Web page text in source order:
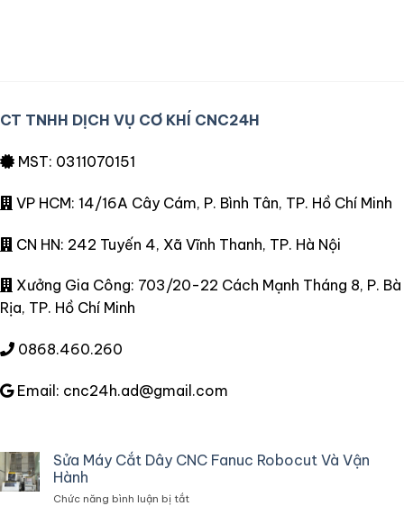
CT TNHH DỊCH VỤ CƠ KHÍ CNC24H
MST: 0311070151
VP HCM: 14/16A Cây Cám, P. Bình Tân, TP. Hồ Chí Minh
CN HN: 242 Tuyến 4, Xã Vĩnh Thanh, TP. Hà Nội
Xưởng Gia Công: 703/20-22 Cách Mạnh Tháng 8, P. Bà
Rịa, TP. Hồ Chí Minh
0868.460.260
Email: cnc24h.ad@gmail.com
Sửa Máy Cắt Dây CNC Fanuc Robocut Và Vận
Hành
Chức năng bình luận bị tắtở